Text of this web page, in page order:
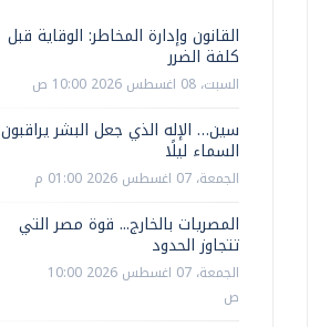
القانون وإدارة المخاطر: الوقاية قبل
كلفة الضرر
السبت، 08 اغسطس 2026 10:00 ص
سين… الإله الذي جعل البشر يراقبون
السماء ليلًا
الجمعة، 07 اغسطس 2026 01:00 م
المصريات بالخارج... قوة مصر التي
تتجاوز الحدود
الجمعة، 07 اغسطس 2026 10:00
ص